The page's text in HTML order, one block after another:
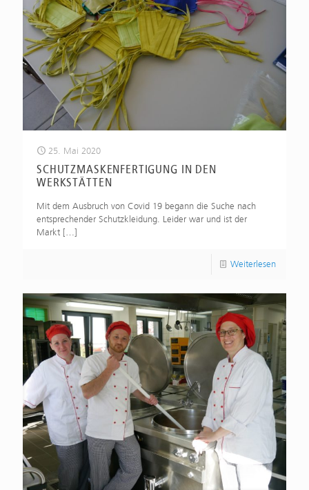
25. Mai 2020
SCHUTZMASKENFERTIGUNG IN DEN
WERKSTÄTTEN
Mit dem Ausbruch von Covid 19 begann die Suche nach
entsprechender Schutzkleidung. Leider war und ist der
Markt […]
Weiterlesen